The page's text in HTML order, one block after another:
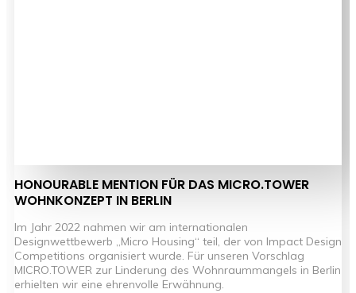
HONOURABLE MENTION FÜR DAS MICRO.TOWER
WOHNKONZEPT IN BERLIN
Im Jahr 2022 nahmen wir am internationalen
Designwettbewerb „Micro Housing“ teil, der von Impact Design
Competitions organisiert wurde. Für unseren Vorschlag
MICRO.TOWER zur Linderung des Wohnraummangels in Berlin
erhielten wir eine ehrenvolle Erwähnung.